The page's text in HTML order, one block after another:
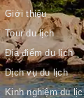
Giới thiệu
Tour du lịch
Địa điểm du lịch
Dịch vụ du lịch
Kinh nghiệm du